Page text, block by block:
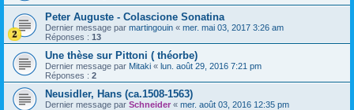
Peter Auguste - Colascione Sonatina
Dernier message par martingouin « mer. mai 03, 2017 3:26 am
Réponses : 13
Une thèse sur Pittoni ( théorbe)
Dernier message par Mitaki « lun. août 29, 2016 7:21 pm
Réponses : 2
Neusidler, Hans (ca.1508-1563)
Dernier message par Schneider « mer. août 03, 2016 12:35 pm